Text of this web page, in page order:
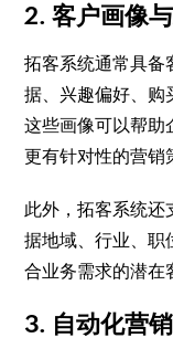
2. 客户画像
拓客系统通常具备
据、兴趣偏好、购
这些画像可以帮助
更有针对性的营销
此外，拓客系统还
据地域、行业、职
合业务需求的潜在
3. 自动化营销